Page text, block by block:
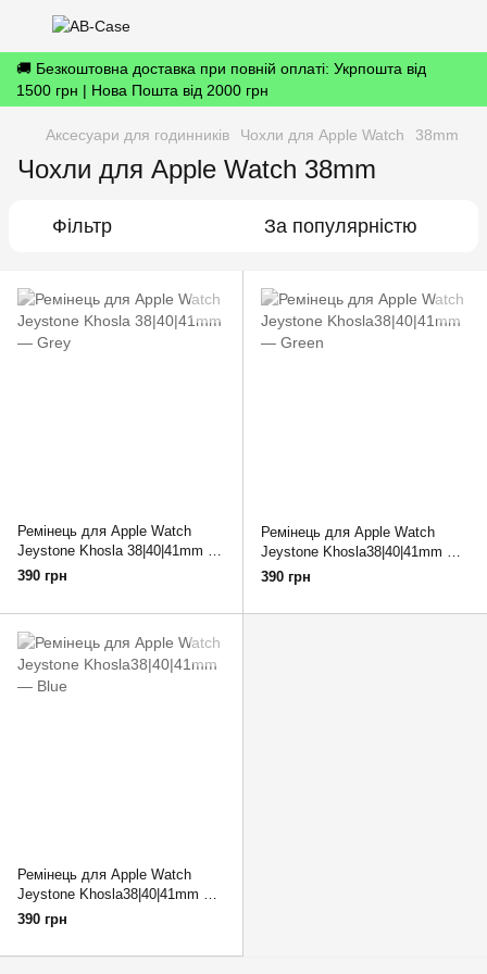
🚚 Безкоштовна доставка при повній оплаті: Укрпошта від
1500 грн | Нова Пошта від 2000 грн
Аксесуари для годинників Чохли для Apple Watch 38mm
Чохли для Apple Watch 38mm
Фільтр За популярністю
Ремінець для Apple Watch
Jeystone Khosla 38|40|41mm —
Grey
390 грн
Ремінець для Apple Watch
Jeystone Khosla38|40|41mm —
Green
390 грн
Ремінець для Apple Watch
Jeystone Khosla38|40|41mm —
Blue
390 грн